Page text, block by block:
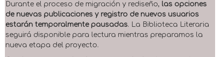
Durante el proceso de migración y rediseño, las opciones
de nuevas publicaciones y registro de nuevos usuarios
estarán temporalmente pausadas. La Biblioteca Literaria
seguirá disponible para lectura mientras preparamos la
nueva etapa del proyecto.